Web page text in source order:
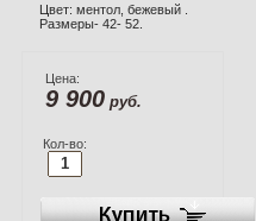
Цвет: ментол, бежевый .
Размеры- 42- 52.
Цена:
9 900 руб.
Кол-во: